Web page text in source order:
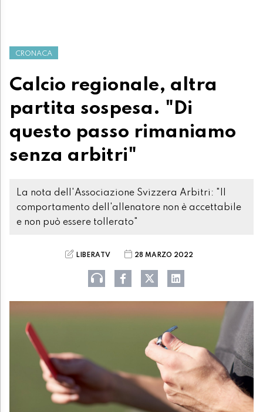
CRONACA
Calcio regionale, altra
partita sospesa. "Di
questo passo rimaniamo
senza arbitri"
La nota dell'Associazione Svizzera Arbitri: "Il
comportamento dell'allenatore non è accettabile
e non può essere tollerato"
LIBERATV 28 MARZO 2022